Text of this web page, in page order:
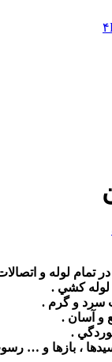
تمام لوله و
كشي .
سرد و گرم .
و آسان .
.
، بازها و …